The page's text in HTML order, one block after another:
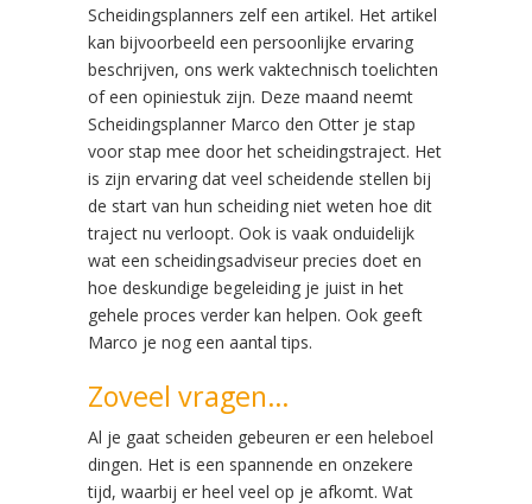
Scheidingsplanners zelf een artikel. Het artikel
kan bijvoorbeeld een persoonlijke ervaring
beschrijven, ons werk vaktechnisch toelichten
of een opiniestuk zijn. Deze maand neemt
Scheidingsplanner Marco den Otter je stap
voor stap mee door het scheidingstraject. Het
is zijn ervaring dat veel scheidende stellen bij
de start van hun scheiding niet weten hoe dit
traject nu verloopt. Ook is vaak onduidelijk
wat een scheidingsadviseur precies doet en
hoe deskundige begeleiding je juist in het
gehele proces verder kan helpen. Ook geeft
Marco je nog een aantal tips.
Zoveel vragen…
Al je gaat scheiden gebeuren er een heleboel
dingen. Het is een spannende en onzekere
tijd, waarbij er heel veel op je afkomt. Wat